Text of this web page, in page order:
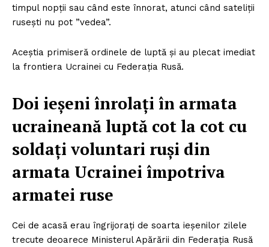
timpul nopții sau când este înnorat, atunci când sateliții
rusești nu pot ”vedea”.
Aceștia primiseră ordinele de luptă și au plecat imediat
la frontiera Ucrainei cu Federația Rusă.
Doi ieșeni înrolaţi în armata
ucraineană luptă cot la cot cu
soldați voluntari ruși din
armata Ucrainei împotriva
armatei ruse
Cei de acasă erau îngrijorați de soarta ieșenilor zilele
trecute deoarece Ministerul Apărării din Federația Rusă